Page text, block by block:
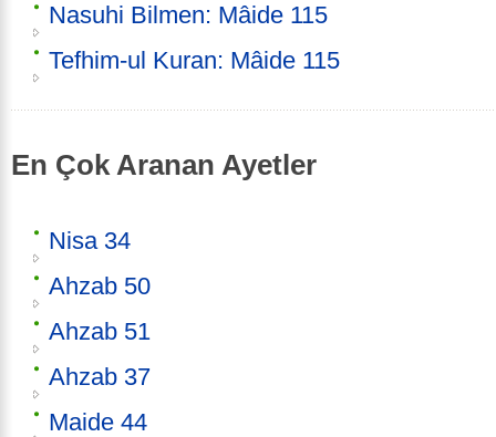
Nasuhi Bilmen: Mâide 115
Tefhim-ul Kuran: Mâide 115
En Çok Aranan Ayetler
Nisa 34
Ahzab 50
Ahzab 51
Ahzab 37
Maide 44